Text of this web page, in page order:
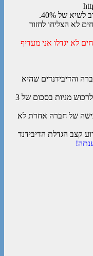
של 40%.
ברווחים של 2013 הרווחים לא הצליחו לחזור
ישאר מעל 25% והרווחים לא יגדלו אני מעדיף
והדיבידנדים שהיא
החברה מתכננת להתחיל לרכוש מניות בסכום של 3
של חברה אחרת לא
קצב הגדלת הדיבידנד